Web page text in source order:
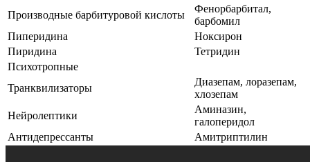
Производные барбитуровой кислоты
Фенорбарбитал,
барбомил
Пиперидина
Ноксирон
Пиридина
Тетридин
Психотропные
Транквилизаторы
Диазепам, лоразепам,
хлозепам
Нейролептики
Аминазин,
галоперидол
Антидепрессанты
Амитриптилин